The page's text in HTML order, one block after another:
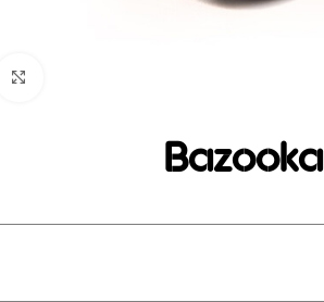
Bazooka